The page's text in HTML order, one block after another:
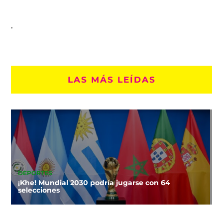
LAS MÁS LEÍDAS
DEPORTES
¡Khe! Mundial 2030 podría jugarse con 64
selecciones